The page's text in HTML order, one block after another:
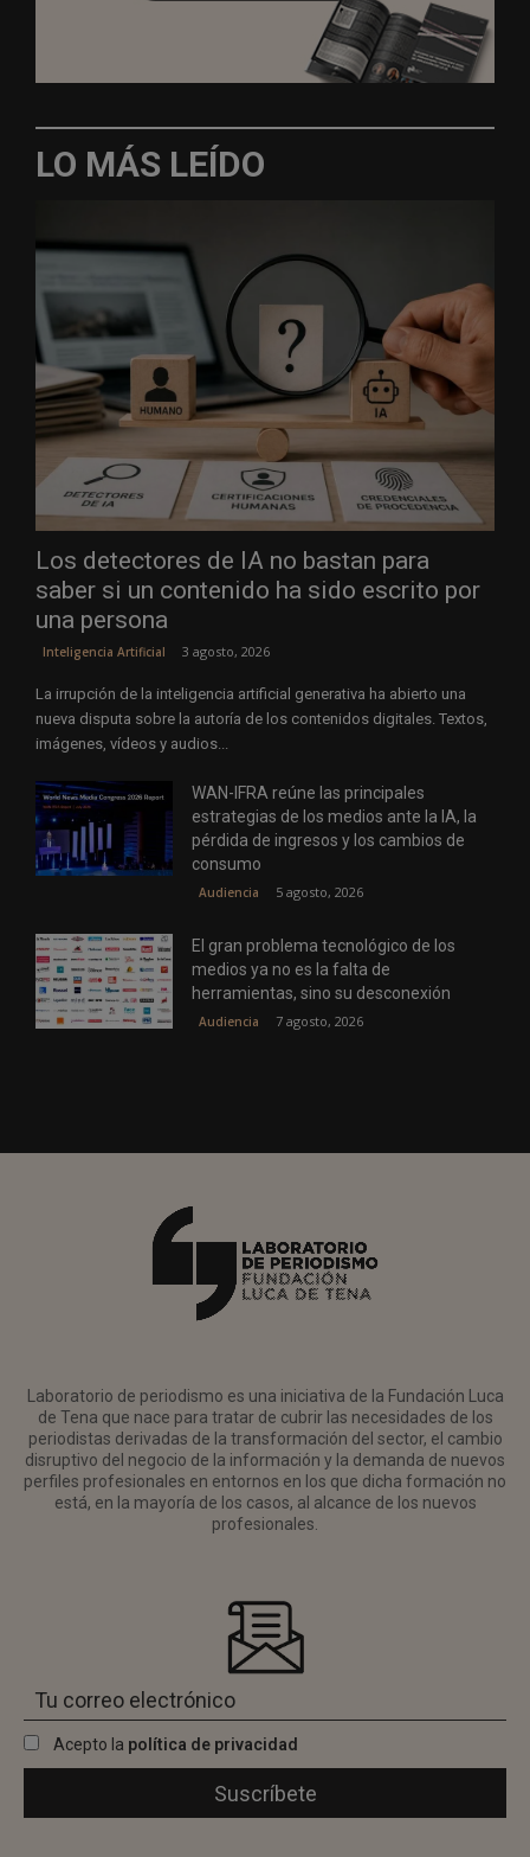
LO MÁS LEÍDO
Los detectores de IA no bastan para
saber si un contenido ha sido escrito por
una persona
Inteligencia Artificial 3 agosto, 2026
La irrupción de la inteligencia artificial generativa ha abierto una
nueva disputa sobre la autoría de los contenidos digitales. Textos,
imágenes, vídeos y audios...
WAN-IFRA reúne las principales
estrategias de los medios ante la IA, la
pérdida de ingresos y los cambios de
consumo
Audiencia 5 agosto, 2026
El gran problema tecnológico de los
medios ya no es la falta de
herramientas, sino su desconexión
Audiencia 7 agosto, 2026
Laboratorio de periodismo es una iniciativa de la Fundación Luca
de Tena que nace para tratar de cubrir las necesidades de los
periodistas derivadas de la transformación del sector, el cambio
disruptivo del negocio de la información y la demanda de nuevos
perfiles profesionales en entornos en los que dicha formación no
está, en la mayoría de los casos, al alcance de los nuevos
profesionales.
Acepto la política de privacidad